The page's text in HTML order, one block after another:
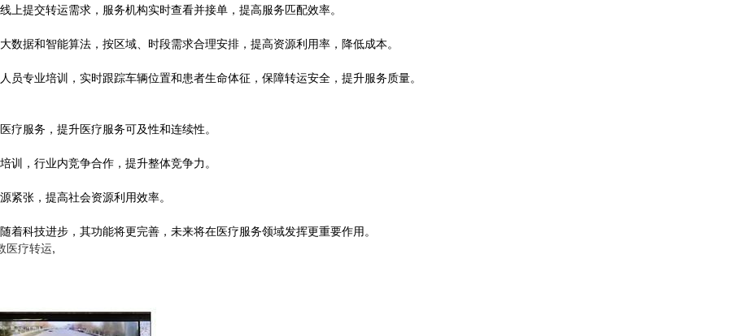
提交转运需求，服务机构实时查看并接单，提高服务匹配效率。
据和智能算法，按区域、时段需求合理安排，提高资源利用率，降低成本。
专业培训，实时跟踪车辆位置和患者生命体征，保障转运安全，提升服务质量。
服务，提升医疗服务可及性和连续性。
，行业内竞争合作，提升整体竞争力。
张，提高社会资源利用效率。
科技进步，其功能将更完善，未来将在医疗服务领域发挥更重要作用。
医疗转运,